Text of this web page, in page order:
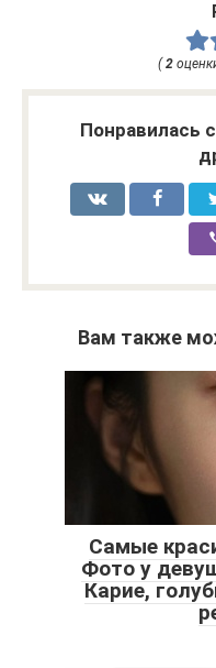
(2
Понравилась
Вам также
Самые
Фото у
Карие,